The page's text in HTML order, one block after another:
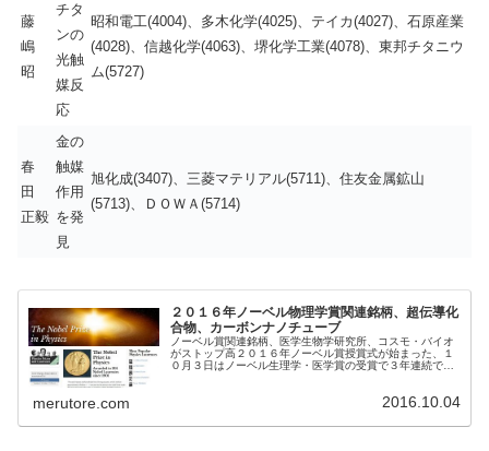
藤
嶋
昭
チタ
ンの
光触
媒反
応
昭和電工(4004)、多木化学(4025)、テイカ(4027)、石原産業
(4028)、信越化学(4063)、堺化学工業(4078)、東邦チタニウ
ム(5727)
春
田
正毅
金の
触媒
作用
を発
見
旭化成(3407)、三菱マテリアル(5711)、住友金属鉱山
(5713)、ＤＯＷＡ(5714)
２０１６年ノーベル物理学賞関連銘柄、超伝導化
合物、カーボンナノチューブ
ノーベル賞関連銘柄、医学生物学研究所、コスモ・バイオ
がストップ高２０１６年ノーベル賞授賞式が始まった、１
０月３日はノーベル生理学・医学賞の受賞で３年連続で日
merutore.com 2016.10.04